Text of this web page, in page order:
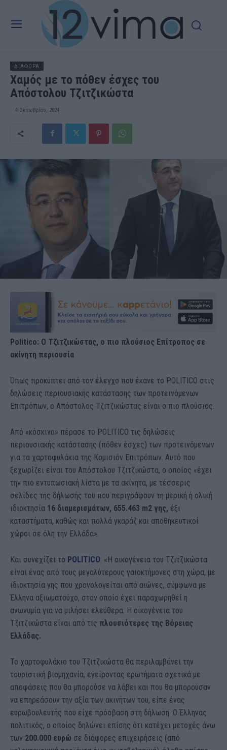
ΔΙΑΦΟΡΑ
Χαμός με το πόθεν έσχες του
Απόστολου Τζιτζικώστα
4 Οκτωβρίου, 2024
Politico: Ο Τζιτζικώστας, ο πιο πλούσιος Επίτροπος σε
ακίνητη περιουσία
Όπως προκύπτει από τον έλεγχο που έκανε το POLITICO στις
δηλώσεις περιουσιακής κατάστασης των προτεινόμενων
Επιτρόπων, ο Απόστολος Τζιτζικώστας είναι ο πιο πλούσιος.
Από «κόσκινο» πέρασε το POLITICO τις δηλώσεις
περιουσιακής κατάστασης (πόθεν έσχες) των προτεινόμενων
για τα χαρτοφυλάκια της Κομισιόν Επιτρόπων. Αυτό που
ξεχωρίζει είναι του Απόστολου Τζιτζικώστα, ο οποίος «έχει
την πιο εντυπωσιακή λίστα με τα ακίνητα, με τέσσερις
σελίδες της δήλωσής του που περιγράφουν τη μερική ή ολική
ιδιοκτησία 16 διαμερισμάτων, 655.463 m2 γης, έξι
καταστήματα, καθώς και πολλά γκαράζ και αποθηκευτικοί
χώροι σε όλη την Ελλάδα».
Και συνεχίζει το POLITICO: «Η οικογένεια του Τζιτζικώστα
είναι ένας από τους μεγαλύτερους γαιοκτήμονες στη χώρα, με
ιδιοκτησία γης που χρονολογείται από αιώνες, σύμφωνα με
Έλληνα αξιωματούχο, στον οποίο έχει παραχωρηθεί η
ανωνυμία για να μιλήσει ελεύθερα. Η οικογένεια του
Τζιτζικώστα είναι από τις πλουσιότερες της Βόρειας
Ελλάδας.
Το χαρτοφυλάκιο του Τζιτζικώστα θα περιλαμβάνει την
τουριστική βιομηχανία, εγείροντας ερωτήματα σχετικά με
αποφάσεις που θα μπορούσε να λάβει και που θα μπορούσαν
να επηρεάσουν την αξία των ακινήτων του, είπε ένας
ευρωβουλευτής που είχε πρόσβαση στη δήλωση. Ο Έλληνας
πολιτικός, ο οποίος δηλώνει επίσης ότι κατέχει μετοχές άνω
των 200.000 ευρώ σε διάφορες επιχειρήσεις (από